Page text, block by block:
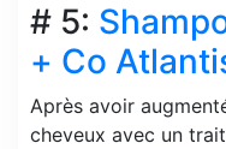
# 5:
+ Co
Après avoir
cheveux avec un